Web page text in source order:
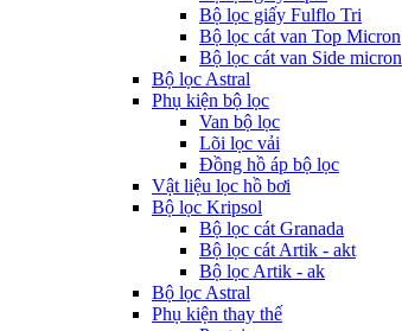
Bộ lọc giấy Fulflo Tri
Bộ lọc cát van Top Micron
Bộ lọc cát van Side micron
Bộ lọc Astral
Phụ kiện bộ lọc
Van bộ lọc
Lõi lọc vải
Đồng hồ áp bộ lọc
Vật liệu lọc hồ bơi
Bộ lọc Kripsol
Bộ lọc cát Granada
Bộ lọc cát Artik - akt
Bộ lọc Artik - ak
Bộ lọc Astral
Phụ kiện thay thế